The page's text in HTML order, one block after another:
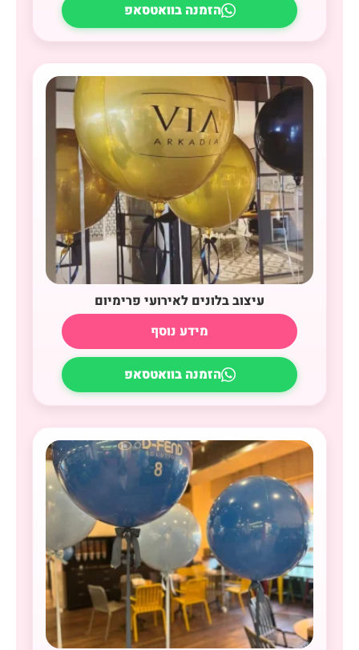
הזמנה בוואטסאפ
עיצוב בלונים לאירועי פרימיום
מידע נוסף
הזמנה בוואטסאפ